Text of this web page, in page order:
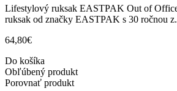
Lifestylový ruksak EASTPAK Out of
ruksak od značky EASTPAK s 30 ročnou
64,80€
Do košíka
Obľúbený produkt
Porovnať produkt